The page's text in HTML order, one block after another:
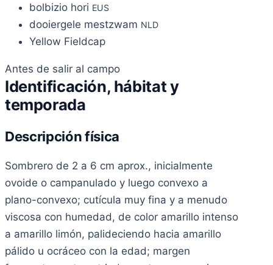
bolbizio hori EUS
dooiergele mestzwam NLD
Yellow Fieldcap
Antes de salir al campo
Identificación, hábitat y
temporada
Descripción física
Sombrero de 2 a 6 cm aprox., inicialmente
ovoide o campanulado y luego convexo a
plano-convexo; cutícula muy fina y a menudo
viscosa con humedad, de color amarillo intenso
a amarillo limón, palideciendo hacia amarillo
pálido u ocráceo con la edad; margen